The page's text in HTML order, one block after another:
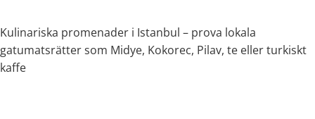
Kulinariska promenader i Istanbul – prova lokala
gatumatsrätter som Midye, Kokorec, Pilav, te eller turkiskt
kaffe